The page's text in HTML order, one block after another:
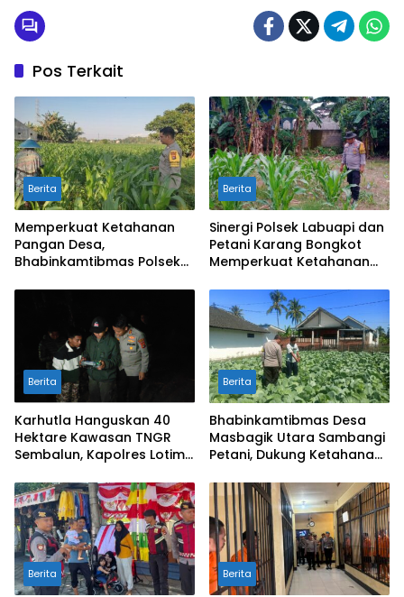
Pos Terkait
Berita
Memperkuat Ketahanan
Pangan Desa,
Bhabinkamtibmas Polsek
Kuranji Dalang
Berita
Sinergi Polsek Labuapi dan
Petani Karang Bongkot
Memperkuat Ketahanan
Berita
Karhutla Hanguskan 40
Hektare Kawasan TNGR
Sembalun, Kapolres Lotim
Api
Berita
Bhabinkamtibmas Desa
Masbagik Utara Sambangi
Petani, Dukung Ketahanan
Pangan
Berita Berita